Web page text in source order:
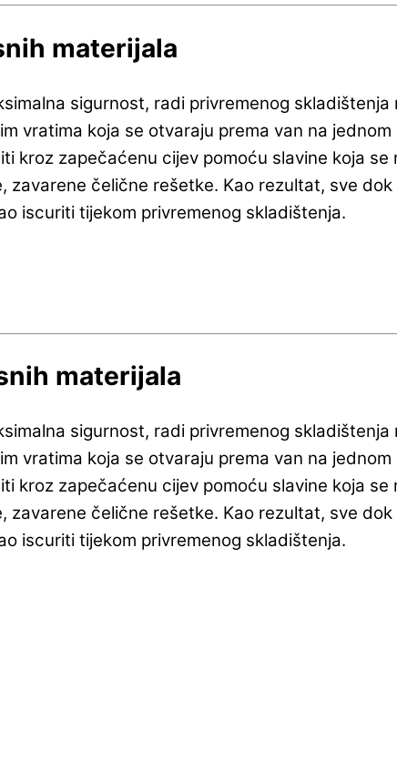
materijala
sigurnost, radi privremenog
vratima koja se otvaraju prema van na
kroz zapečaćenu cijev pomoću slavine koja
čelične rešetke. Kao rezultat, sve
iscuriti tijekom privremenog skladištenja.
materijala
sigurnost, radi privremenog
vratima koja se otvaraju prema van na
kroz zapečaćenu cijev pomoću slavine koja
čelične rešetke. Kao rezultat, sve
iscuriti tijekom privremenog skladištenja.